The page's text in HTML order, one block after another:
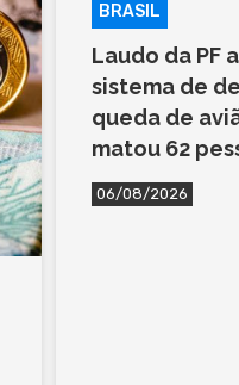
BRASIL
Laudo da PF
sistema de
queda de
matou 62
06/08/2026